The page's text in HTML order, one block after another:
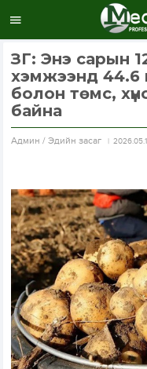
ЗГ: Энэ сарын
хэмжээнд 44.6
болон төмс,
байна
Aдмин / Эдийн засаг